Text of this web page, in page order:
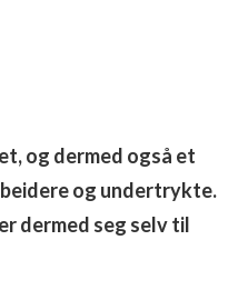
og dermed også et
og undertrykte.
dermed seg selv til